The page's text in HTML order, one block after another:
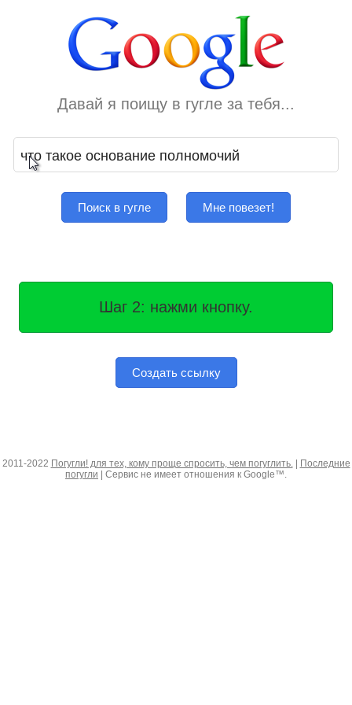
Давай я поищу в гугле за тебя...
Поиск в гугле Мне повезет!
Шаг 2: нажми кнопку.
Создать ссылку
2011-2022 Погугли! для тех, кому проще спросить, чем погуглить.|
Последние
погугли | Сервис не имеет отношения к Google™.